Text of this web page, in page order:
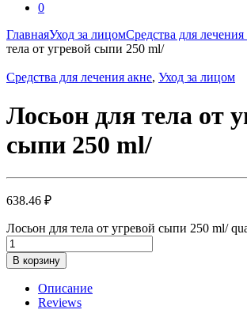
0
ГлавнаяУход за лицомСредства для лечения
тела от угревой сыпи 250 ml/
Средства для лечения акне, Уход за лицом
Лосьон для тела от
сыпи 250 ml/
638.46 ₽
Лосьон для тела от угревой сыпи 250 ml/
В корзину
Описание
Reviews